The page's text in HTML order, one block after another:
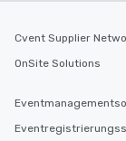
experienced,
will reminisce
leave. Location, Location, Location
Cvent Supplier
OnSite Solutions